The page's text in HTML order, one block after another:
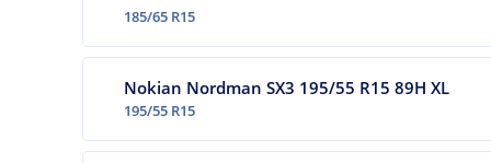
185/65 R15
Nokian Nordman SX3 195/55 R15 89H XL
195/55 R15